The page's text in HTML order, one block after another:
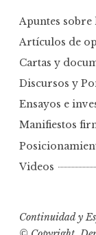
e
s
p
f
e
c
a
Apuntes sobre
Artículos de
Cartas y
Discursos y
Ensayos e
Manifiestos
Videos
Continuidad y